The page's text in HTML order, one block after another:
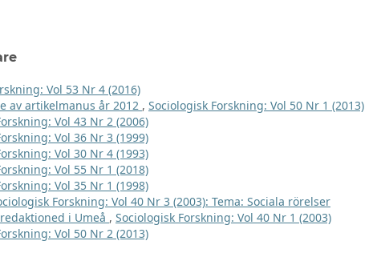
Vol 53 Nr 4 (2016)
av artikelmanus år 2012 , Sociologisk Forskning: Vol 50 Nr 1 (2013)
Vol 43 Nr 2 (2006)
Vol 36 Nr 3 (1999)
Vol 30 Nr 4 (1993)
Vol 55 Nr 1 (2018)
Vol 35 Nr 1 (1998)
Forskning: Vol 40 Nr 3 (2003): Tema: Sociala rörelser
i Umeå , Sociologisk Forskning: Vol 40 Nr 1 (2003)
Vol 50 Nr 2 (2013)